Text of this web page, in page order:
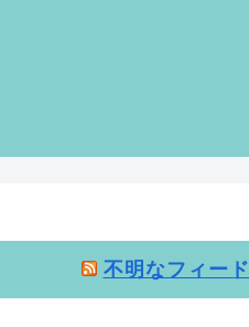
不明なフィード